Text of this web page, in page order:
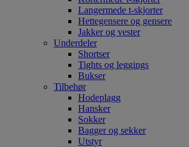
Langermede t-skjorter
Hettegensere og gensere
Jakker og vester
Underdeler
Shortser
Tights og leggings
Bukser
Tilbehør
Hodeplagg
Hansker
Sokker
Bagger og sekker
Utstyr